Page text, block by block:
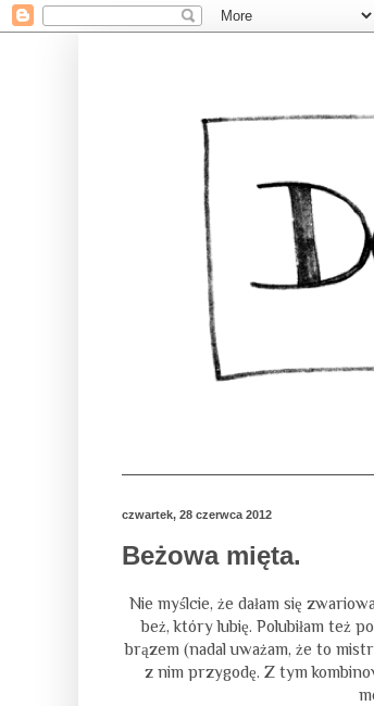
czwartek, 28 czerwca 2012
Beżowa mięta.
Nie myślcie, że dałam się
beż, który lubię. Polubiłam też
brązem (nadal uważam, że to
z nim przygodę. Z tym